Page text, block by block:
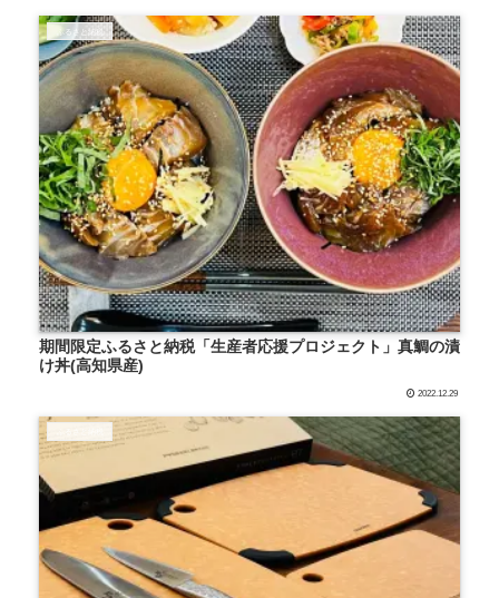
ふるさと納税
期間限定ふるさと納税「生産者応援プロジェクト」真鯛の漬
け丼(高知県産)
2022.12.29